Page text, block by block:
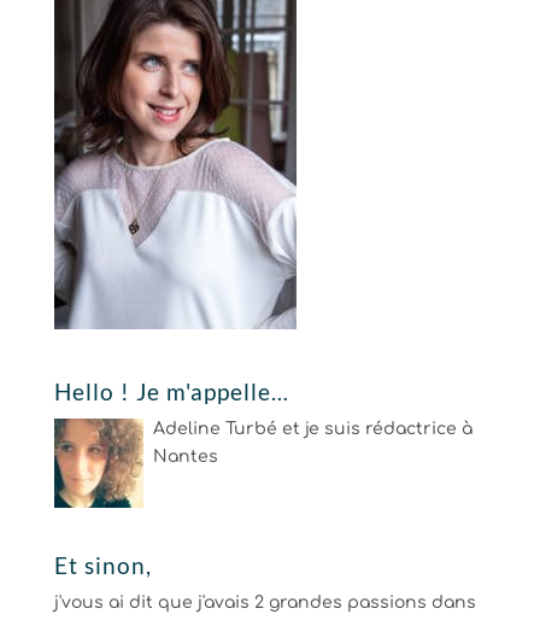
Hello ! Je m'appelle…
Adeline Turbé et je suis rédactrice à
Nantes
Et sinon,
j'vous ai dit que j'avais 2 grandes passions dans